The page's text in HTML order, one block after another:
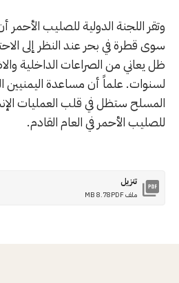
وتقر اللجنة الدولية للصليب
سوى قطرة في بحر عند النظر إلى
ظل يعاني من الصراعات الداخلية
لسنوات. علماً أن مساعدة اليمنيين
المسلح ستظل في قلب العمليات
للصليب الأحمر في العام القادم.
تنزيل
ملف PDF 8.78 MB